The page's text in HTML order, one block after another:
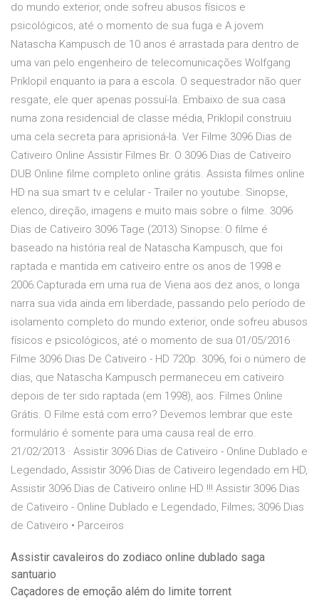
do mundo exterior, onde sofreu abusos físicos e
psicológicos, até o momento de sua fuga e A jovem
Natascha Kampusch de 10 anos é arrastada para dentro de
uma van pelo engenheiro de telecomunicações Wolfgang
Priklopil enquanto ia para a escola. O sequestrador não quer
resgate, ele quer apenas possuí-la. Embaixo de sua casa
numa zona residencial de classe média, Priklopil construiu
uma cela secreta para aprisioná-la. Ver Filme 3096 Dias de
Cativeiro Online Assistir Filmes Br. O 3096 Dias de Cativeiro
DUB Online filme completo online grátis. Assista filmes online
HD na sua smart tv e celular - Trailer no youtube. Sinopse,
elenco, direção, imagens e muito mais sobre o filme. 3096
Dias de Cativeiro 3096 Tage (2013) Sinopse: O filme é
baseado na história real de Natascha Kampusch, que foi
raptada e mantida em cativeiro entre os anos de 1998 e
2006.Capturada em uma rua de Viena aos dez anos, o longa
narra sua vida ainda em liberdade, passando pelo período de
isolamento completo do mundo exterior, onde sofreu abusos
físicos e psicológicos, até o momento de sua 01/05/2016 ·
Filme 3096 Dias De Cativeiro - HD 720p. 3096, foi o número de
dias, que Natascha Kampusch permaneceu em cativeiro
depois de ter sido raptada (em 1998), aos. Filmes Online
Grátis. O Filme está com erro? Devemos lembrar que este
formulário é somente para uma causa real de erro.
21/02/2013 · Assistir 3096 Dias de Cativeiro - Online Dublado e
Legendado, Assistir 3096 Dias de Cativeiro legendado em HD,
Assistir 3096 Dias de Cativeiro online HD !!! Assistir 3096 Dias
de Cativeiro - Online Dublado e Legendado, Filmes; 3096 Dias
de Cativeiro • Parceiros
Assistir cavaleiros do zodiaco online dublado saga
santuario
Caçadores de emoção além do limite torrent